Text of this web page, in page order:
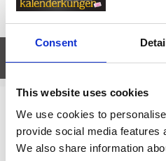
Consent
This website uses cookies
We use cookies to
provide social media features
We also share information
Relaterade kategorier
Kalendrar & almanackor